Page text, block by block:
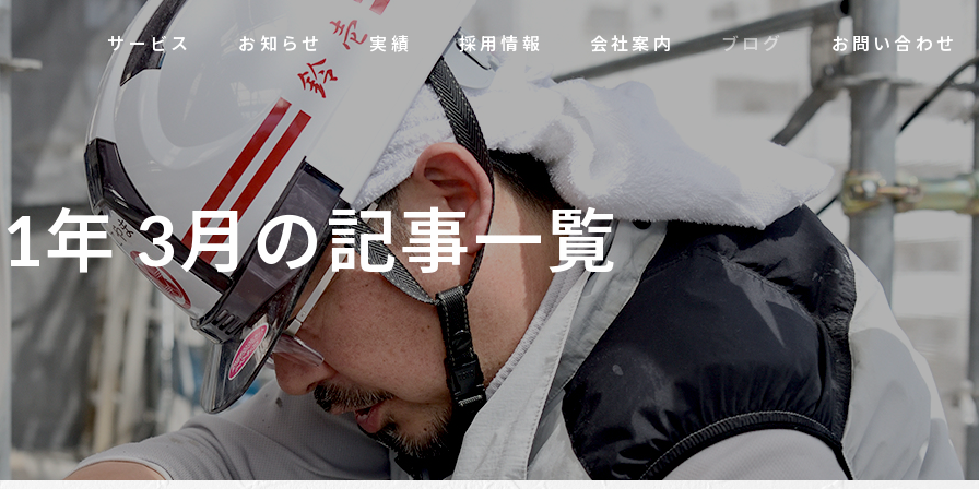
サービス お知らせ 実績 採用情報 会社案内 ブログ お問い合わせ
1年3月の記事一覧